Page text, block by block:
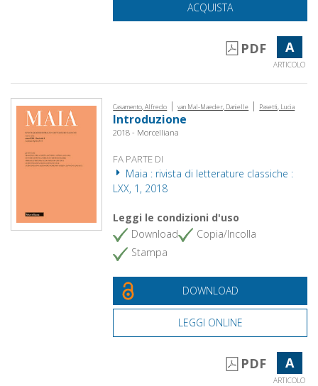
ACQUISTA
PDF A
ARTICOLO
Casamento, Alfredo | van Mal-Maeder, Danielle | Pasetti, Lucia
Introduzione
2018 - Morcelliana
FA PARTE DI
Maia : rivista di letterature classiche :
LXX, 1, 2018
Leggi le condizioni d'uso
Download
Copia/Incolla
Stampa
DOWNLOAD
LEGGI ONLINE
PDF A
ARTICOLO